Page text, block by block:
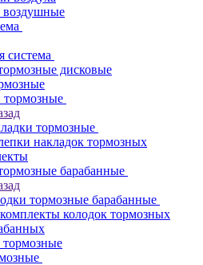
воздушные
система
дисковые
тормозные
тормозные
накладок тормозных
барабанные
тормозные барабанные
колодок тормозных